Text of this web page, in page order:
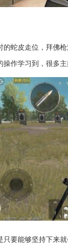
蛇皮走位，拜佛
作学习到，很多主
要能够坚持下来就